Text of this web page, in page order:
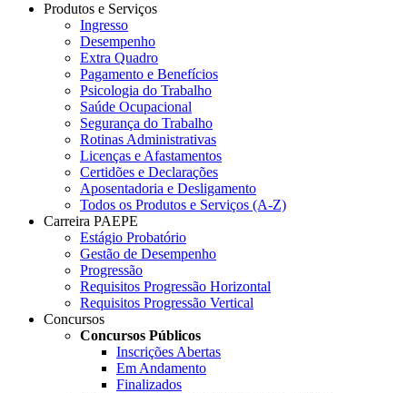
Produtos e Serviços
Ingresso
Desempenho
Extra Quadro
Pagamento e Benefícios
Psicologia do Trabalho
Saúde Ocupacional
Segurança do Trabalho
Rotinas Administrativas
Licenças e Afastamentos
Certidões e Declarações
Aposentadoria e Desligamento
Todos os Produtos e Serviços (A-Z)
Carreira PAEPE
Estágio Probatório
Gestão de Desempenho
Progressão
Requisitos Progressão Horizontal
Requisitos Progressão Vertical
Concursos
Concursos Públicos
Inscrições Abertas
Em Andamento
Finalizados